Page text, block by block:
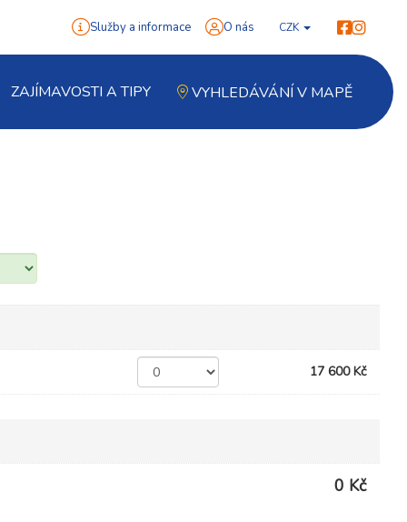
Služby a informace O nás CZK
ZAJÍMAVOSTI A TIPY VYHLEDÁVÁNÍ V MAPĚ
17 600 Kč
0 Kč